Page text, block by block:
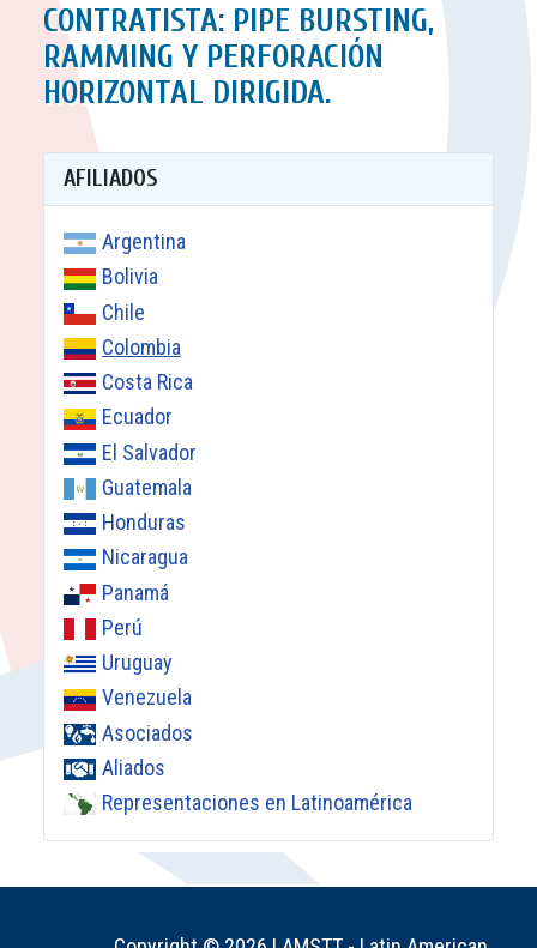
CONTRATISTA: PIPE BURSTING,
RAMMING Y PERFORACIÓN
HORIZONTAL DIRIGIDA.
AFILIADOS
Argentina
Bolivia
Chile
Colombia
Costa Rica
Ecuador
El Salvador
Guatemala
Honduras
Nicaragua
Panamá
Perú
Uruguay
Venezuela
Asociados
Aliados
Representaciones en Latinoamérica